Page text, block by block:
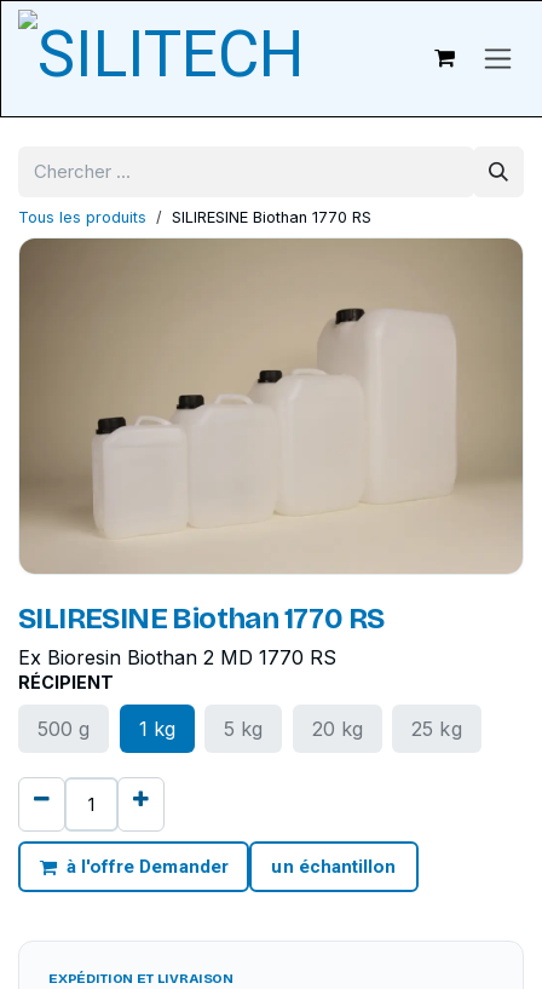
Passer au contenu
Tous les produits SILIRESINE Biothan 1770 RS
SILIRESINE Biothan 1770 RS
Ex Bioresin Biothan 2 MD 1770 RS
RÉCIPIENT
500 g 1 kg 5 kg 20 kg 25 kg
à l'offre Demander un échantillon
EXPÉDITION ET LIVRAISON